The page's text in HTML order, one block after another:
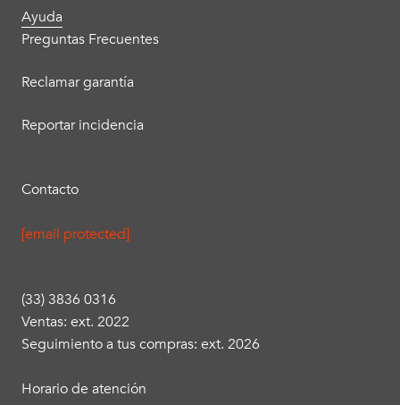
Ayuda
Preguntas Frecuentes
Reclamar garantía
Reportar incidencia
Contacto
[email protected]
(33) 3836 0316
Ventas: ext. 2022
Seguimiento a tus compras: ext. 2026
Horario de atención